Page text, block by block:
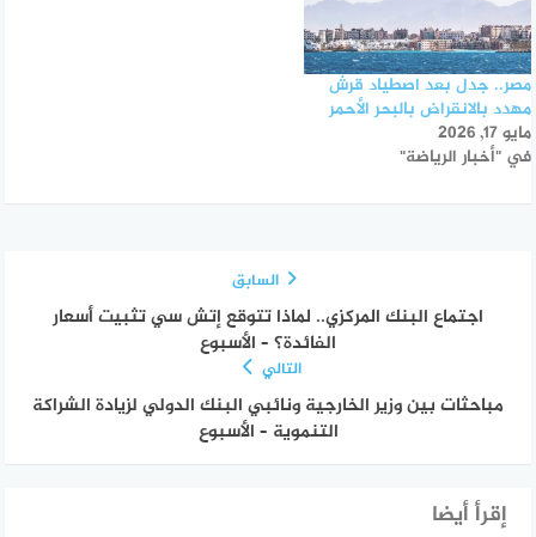
مصر.. جدل بعد اصطياد قرش
مهدد بالانقراض بالبحر الأحمر
مايو 17, 2026
في "أخبار الرياضة"
السابق
اجتماع البنك المركزي.. لماذا تتوقع إتش سي تثبيت أسعار
الفائدة؟ – الأسبوع
التالي
مباحثات بين وزير الخارجية ونائبي البنك الدولي لزيادة الشراكة
التنموية – الأسبوع
إقرأ أيضا